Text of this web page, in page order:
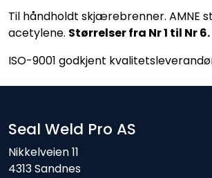
Til håndholdt skjærebrenner. AMNE
acetylene. Størrelser fra Nr 1 til Nr
ISO-9001 godkjent
Seal Weld Pro AS
Nikkelveien 11
4313 Sandnes